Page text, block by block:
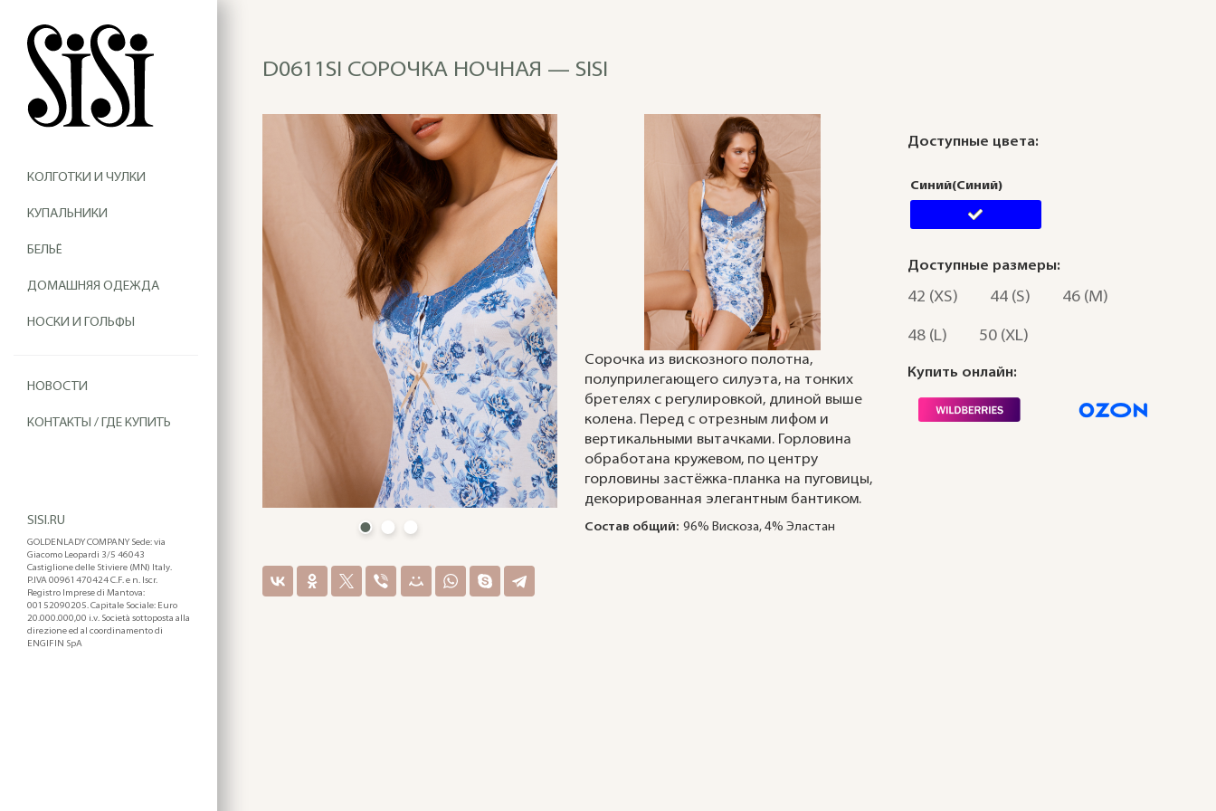
КОЛГОТКИ И ЧУЛКИ
КУПАЛЬНИКИ
БЕЛЬЁ
ДОМАШНЯЯ ОДЕЖДА
НОСКИ И ГОЛЬФЫ
НОВОСТИ
КОНТАКТЫ / ГДЕ КУПИТЬ
SISI.RU
GOLDENLADY COMPANY Sede: via
Giacomo Leopardi 3/5 46043
Castiglione delle Stiviere (MN) Italy.
P.IVA 00961470424 C.F. e n. Iscr.
Registro Imprese di Mantova:
00152090205. Capitale Sociale: Euro
20.000.000,00 i.v. Società sottoposta alla
direzione ed al coordinamento di
ENGIFIN SpA
D0611SI СОРОЧКА НОЧНАЯ — SISI
Сорочка из вискозного полотна,
полуприлегающего силуэта, на тонких
бретелях с регулировкой, длиной выше
колена. Перед с отрезным лифом и
вертикальными вытачками. Горловина
обработана кружевом, по центру
горловины застёжка-планка на пуговицы,
декорированная элегантным бантиком.
Состав общий: 96% Вискоза, 4% Эластан
Доступные цвета:
Синий(Синий)
Доступные размеры:
42 (XS) 44 (S) 46 (M)
48 (L) 50 (XL)
Купить онлайн: